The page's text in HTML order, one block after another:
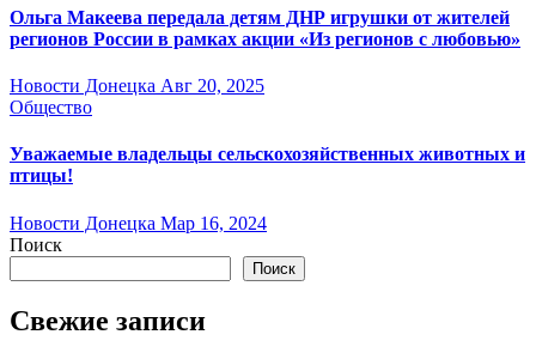
Ольга Макеева передала детям ДНР игрушки от жителей
регионов России в рамках акции «Из регионов с любовью»
Новости Донецка Авг 20, 2025
Общество
Уважаемые владельцы сельскохозяйственных животных и
птицы!
Новости Донецка Мар 16, 2024
Поиск
Поиск
Свежие записи